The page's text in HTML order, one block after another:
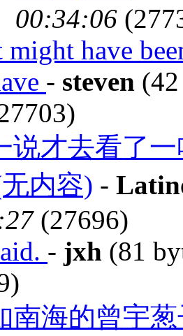
00:34:06
might have
- steven
说才去看了
内容) -
(27696)
- jxh (81
南海的曾宇